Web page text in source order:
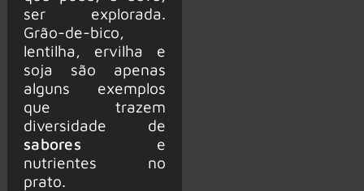
ser explorada.
Grão-de-bico,
lentilha, ervilha e
soja são apenas
alguns exemplos
que trazem
diversidade de
sabores e
nutrientes no
prato.